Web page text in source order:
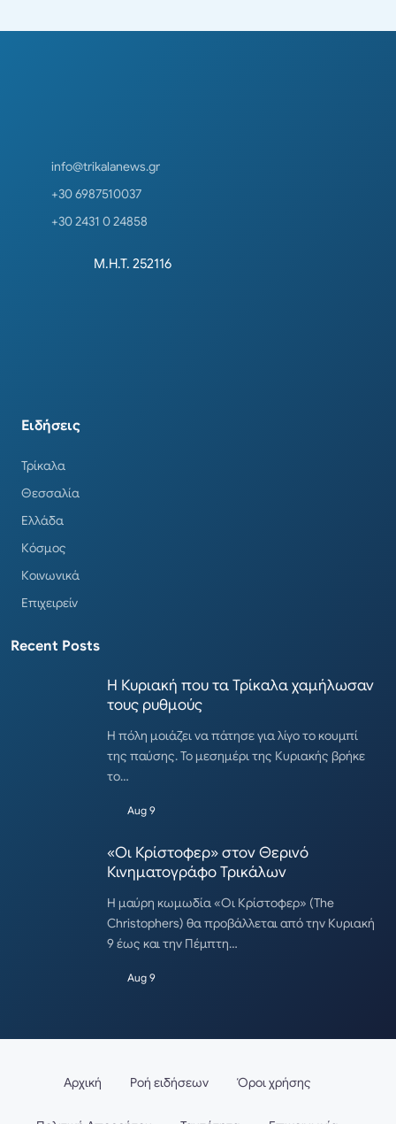
info@trikalanews.gr
+30 6987510037
+30 2431 0 24858
Μ.Η.Τ. 252116
Ειδήσεις
Τρίκαλα
Θεσσαλία
Ελλάδα
Κόσμος
Κοινωνικά
Επιχειρείν
Recent Posts
Η Κυριακή που τα Τρίκαλα χαμήλωσαν
τους ρυθμούς
Η πόλη μοιάζει να πάτησε για λίγο το κουμπί
της παύσης. Το μεσημέρι της Κυριακής βρήκε
το…
Aug 9
«Οι Κρίστοφερ» στον Θερινό
Κινηματογράφο Τρικάλων
Η μαύρη κωμωδία «Οι Κρίστοφερ» (The
Christophers) θα προβάλλεται από την Κυριακή
9 έως και την Πέμπτη…
Aug 9
Αρχική Ροή ειδήσεων Όροι χρήσης